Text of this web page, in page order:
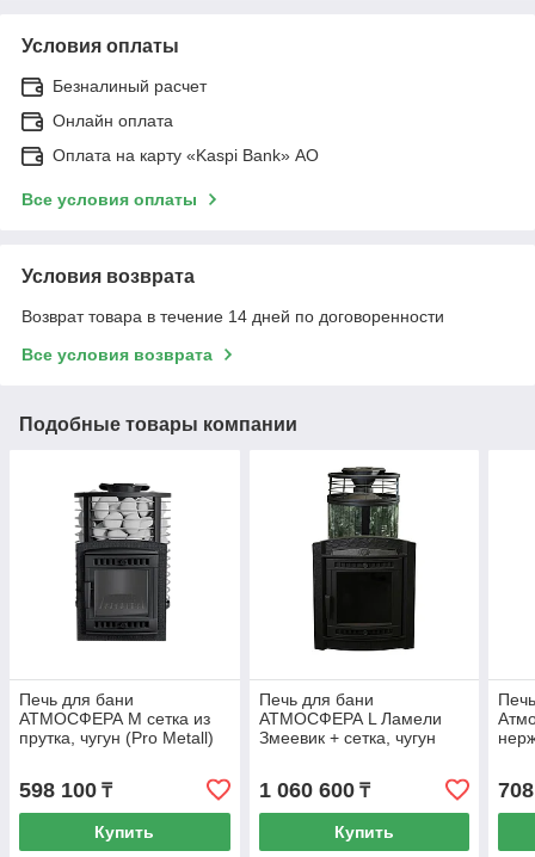
Условия оплаты
Безналиный расчет
Онлайн оплата
Оплата на карту «Kaspi Bank» АО
Все условия оплаты
Условия возврата
Возврат товара в течение 14 дней по договоренности
Все условия возврата
Подобные товары компании
Печь для бани
АТМОСФЕРА М сетка из
прутка, чугун (Pro Metall)
598 100 ₸
Купить
Печь для бани
АТМОСФЕРА L Ламели
Змеевик + сетка, чугун
1 060 600₸
Купить